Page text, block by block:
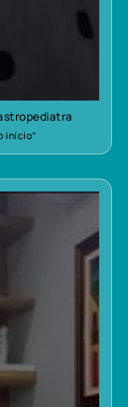
início”